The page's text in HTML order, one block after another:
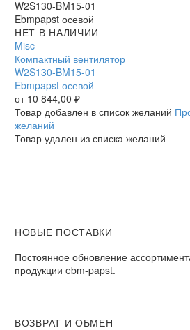
Компактный
вентилятор
W2S130-
BM15-
01
Ebmpapst
осевой
НЕТ В НАЛИЧИИ
Misc
Компактный вентилятор
W2S130-BM15-01
Ebmpapst осевой
от 10 844,00 ₽
Товар добавлен в список желаний
желаний
Товар удален из списка желаний
НОВЫЕ ПОСТАВКИ
Постоянное обновление
продукции ebm-papst.
ВОЗВРАТ И ОБМЕН